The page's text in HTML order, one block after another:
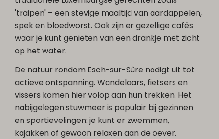
'träipen' – een stevige maaltijd van aardappelen,
spek en bloedworst. Ook zijn er gezellige cafés
waar je kunt genieten van een drankje met zicht
op het water.
De natuur rondom Esch-sur-Sûre nodigt uit tot
actieve ontspanning. Wandelaars, fietsers en
vissers komen hier volop aan hun trekken. Het
nabijgelegen stuwmeer is populair bij gezinnen
en sportievelingen: je kunt er zwemmen,
kajakken of gewoon relaxen aan de oever.